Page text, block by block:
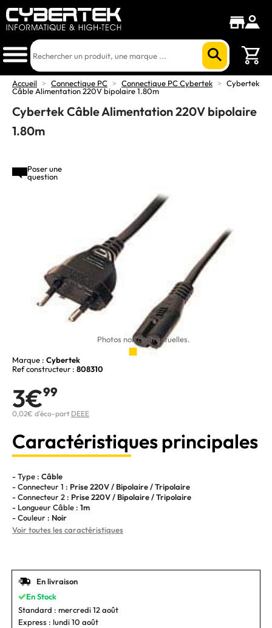
Accueil > Connectique PC > Connectique PC Cybertek > Cybertek
Câble Alimentation 220V bipolaire 1.80m
Cybertek Câble Alimentation 220V bipolaire
1.80m
Poser une
question
Photos non contractuelles.
Marque : Cybertek
Ref constructeur : 808310
3€99
0,02€ d'éco-part DEEE
Caractéristiques principales
- Type : Câble
- Connecteur 1 : Prise 220V / Bipolaire / Tripolaire
- Connecteur 2 : Prise 220V / Bipolaire / Tripolaire
- Longueur Câble : 1m
- Couleur : Noir
Voir toutes les caractéristiques
En livraison
En Stock
Standard : mercredi 12 août
Express : lundi 10 août